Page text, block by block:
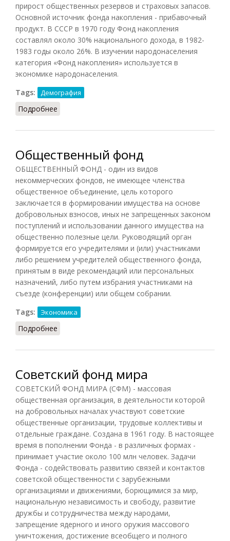
прирост общественных резервов и страховых запасов.
Основной источник фонда накопления - прибавочный
продукт. В СССР в 1970 году Фонд накопления
составлял около 30% национального дохода, в 1982-
1983 годы около 26%. В изучении народонаселения
категория «Фонд накопления» используется в
экономике народонаселения.
Tags:
Демография
Подробнее
Общественный фонд
ОБЩЕСТВЕННЫЙ ФОНД - один из видов
некоммерческих фондов, не имеющее членства
общественное объединение, цель которого
заключается в формировании имущества на основе
добровольных взносов, иных не запрещенных законом
поступлений и использовании данного имущества на
общественно полезные цели. Руководящий орган
формируется его учредителями и (или) участниками
либо решением учредителей общественного фонда,
принятым в виде рекомендаций или персональных
назначений, либо путем избрания участниками на
съезде (конференции) или общем собрании.
Tags:
Экономика
Подробнее
Советский фонд мира
СОВЕТСКИЙ ФОНД МИРА (СФМ) - массовая
общественная организация, в деятельности которой
на добровольных началах участвуют советские
общественные организации, трудовые коллективы и
отдельные граждане. Создана в 1961 году. В настоящее
время в пополнении Фонда - в различных формах -
принимает участие около 100 млн человек. Задачи
Фонда - содействовать развитию связей и контактов
советской общественности с зарубежными
организациями и движениями, борющимися за мир,
национальную независимость и свободу, развитие
дружбы и сотрудничества между народами,
запрещение ядерного и иного оружия массового
уничтожения, достижение всеобщего и полного